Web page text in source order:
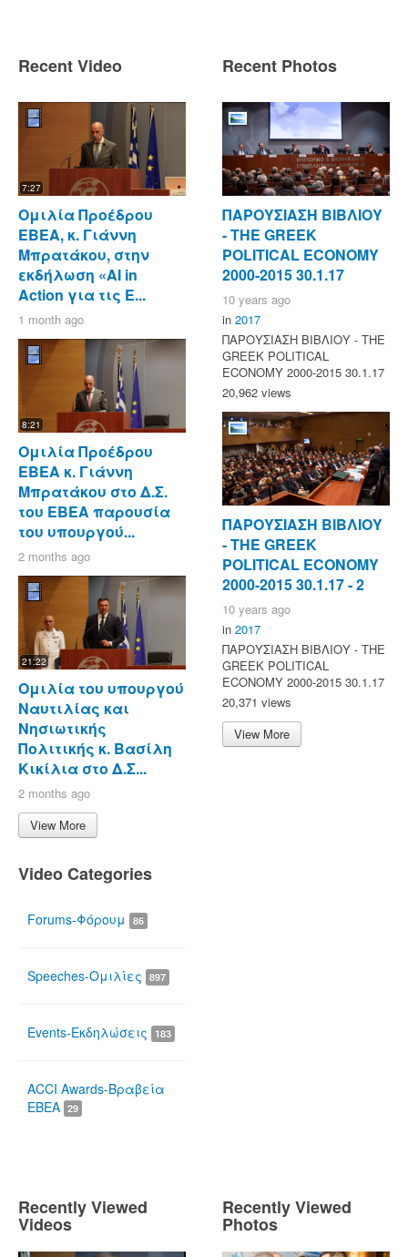
Recent Video
7:27
Ομιλία Προέδρου
ΕΒΕΑ, κ. Γιάννη
Μπρατάκου, στην
εκδήλωση «AI in
Action για τις Ε...
1 month ago
8:21
Ομιλία Προέδρου
ΕΒΕΑ κ. Γιάννη
Μπρατάκου στο Δ.Σ.
του ΕΒΕΑ παρουσία
του υπουργού...
2 months ago
21:22
Ομιλία του υπουργού
Ναυτιλίας και
Νησιωτικής
Πολιτικής κ. Βασίλη
Κικίλια στο Δ.Σ...
2 months ago
View More
Video Categories
Forums-Φόρουμ 86
Speeches-Ομιλίες 897
Events-Εκδηλώσεις 183
ACCI Awards-Βραβεία
ΕΒΕΑ 29
Recent Photos
ΠΑΡΟΥΣΙΑΣΗ ΒΙΒΛΙΟΥ
- ΤΗΕ GREEK
POLITICAL ECONOMY
2000-2015 30.1.17
10 years ago
in 2017
ΠΑΡΟΥΣΙΑΣΗ ΒΙΒΛΙΟΥ - ΤΗΕ
GREEK POLITICAL
ECONOMY 2000-2015 30.1.17
20,962 views
ΠΑΡΟΥΣΙΑΣΗ ΒΙΒΛΙΟΥ
- ΤΗΕ GREEK
POLITICAL ECONOMY
2000-2015 30.1.17 - 2
10 years ago
in 2017
ΠΑΡΟΥΣΙΑΣΗ ΒΙΒΛΙΟΥ - ΤΗΕ
GREEK POLITICAL
ECONOMY 2000-2015 30.1.17
20,371 views
View More
Recently Viewed
Videos
Recently Viewed
Photos